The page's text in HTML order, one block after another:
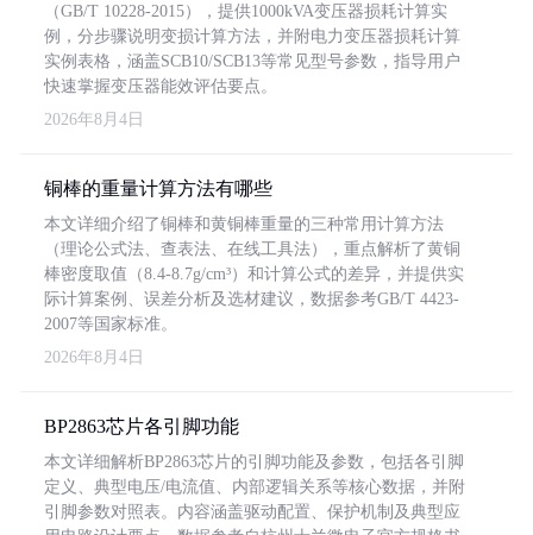
（GB/T 10228-2015），提供1000kVA变压器损耗计算实
例，分步骤说明变损计算方法，并附电力变压器损耗计算
实例表格，涵盖SCB10/SCB13等常见型号参数，指导用户
快速掌握变压器能效评估要点。
2026年8月4日
铜棒的重量计算方法有哪些
本文详细介绍了铜棒和黄铜棒重量的三种常用计算方法
（理论公式法、查表法、在线工具法），重点解析了黄铜
棒密度取值（8.4-8.7g/cm³）和计算公式的差异，并提供实
际计算案例、误差分析及选材建议，数据参考GB/T 4423-
2007等国家标准。
2026年8月4日
BP2863芯片各引脚功能
本文详细解析BP2863芯片的引脚功能及参数，包括各引脚
定义、典型电压/电流值、内部逻辑关系等核心数据，并附
引脚参数对照表。内容涵盖驱动配置、保护机制及典型应